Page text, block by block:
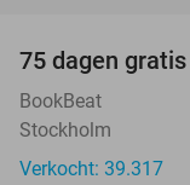
75 dagen
BookBeat
Stockholm
Verkocht: 39.317